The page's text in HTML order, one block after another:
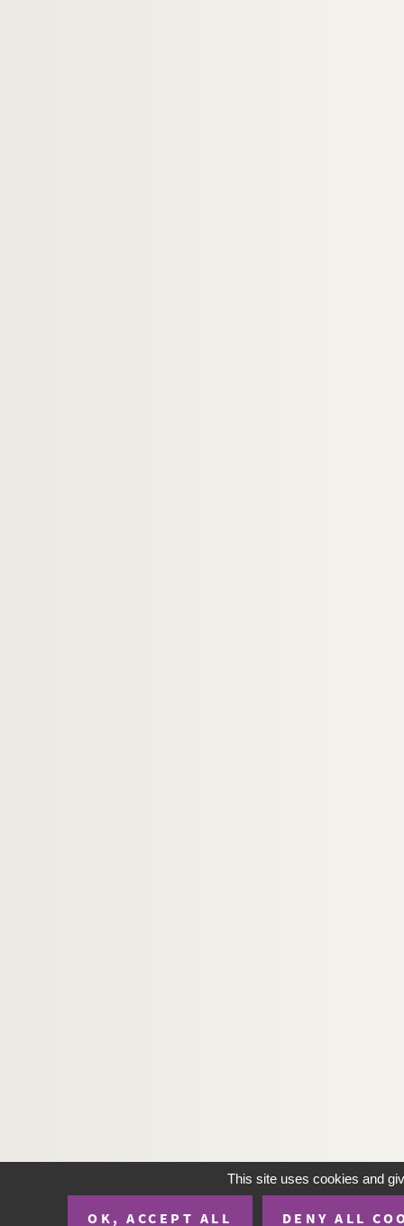
This site uses cookies and
OK, ACCEPT ALL DENY ALL